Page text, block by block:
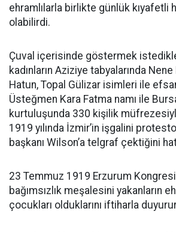
ehramlılarla birlikte günlük kıyafetli
olabilirdi.
Çuval içerisinde göstermek
kadınların Aziziye tabyalarında
Hatun, Topal Gülizar isimleri ile
Üsteğmen Kara Fatma namı ile
kurtuluşunda 330 kişilik
1919 yılında İzmir’in işgalini
başkanı Wilson’a telgraf çektiğini
23 Temmuz 1919 Erzurum
bağımsızlık meşalesini yakanların
çocukları olduklarını iftiharla